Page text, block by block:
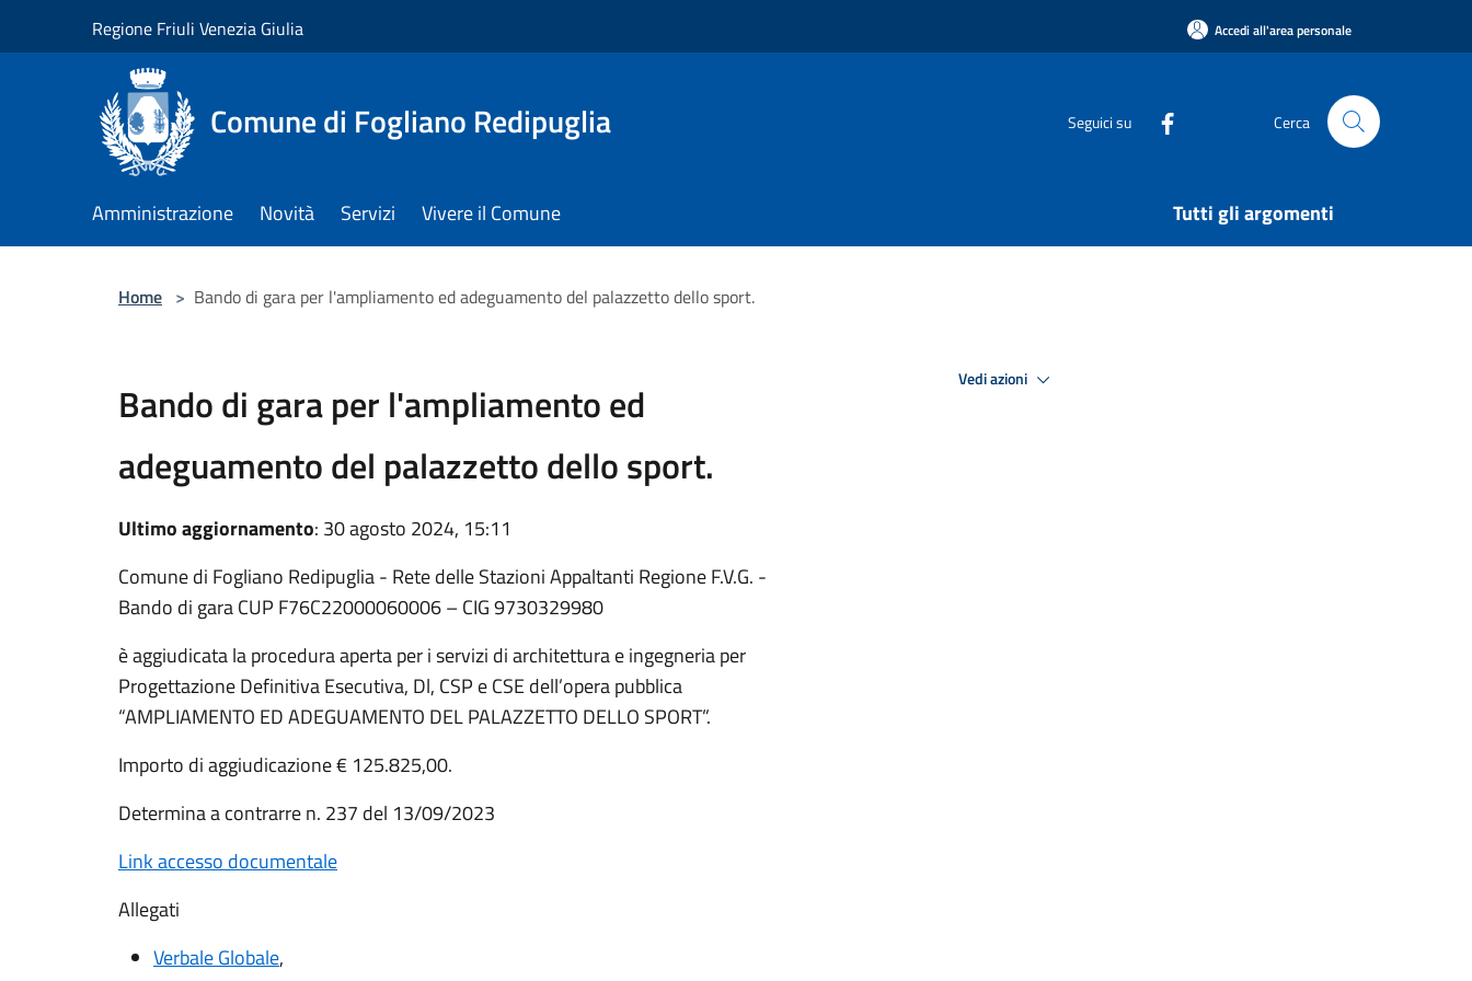
Regione Friuli Venezia Giulia Accedi all'area personale
Comune di Fogliano Redipuglia Seguici su Cerca
Amministrazione Novità Servizi Vivere il Comune Tutti gli argomenti
Home > Bando di gara per l'ampliamento ed adeguamento del palazzetto dello sport.
Bando di gara per l'ampliamento ed
adeguamento del palazzetto dello sport.
Ultimo aggiornamento: 30 agosto 2024, 15:11
Comune di Fogliano Redipuglia - Rete delle Stazioni Appaltanti Regione F.V.G. -
Bando di gara CUP F76C22000060006 – CIG 9730329980
è aggiudicata la procedura aperta per i servizi di architettura e ingegneria per
Progettazione Definitiva Esecutiva, Dl, CSP e CSE dell’opera pubblica
“AMPLIAMENTO ED ADEGUAMENTO DEL PALAZZETTO DELLO SPORT”.
Importo di aggiudicazione € 125.825,00.
Determina a contrarre n. 237 del 13/09/2023
Link accesso documentale
Allegati
Verbale Globale,
Vedi azioni